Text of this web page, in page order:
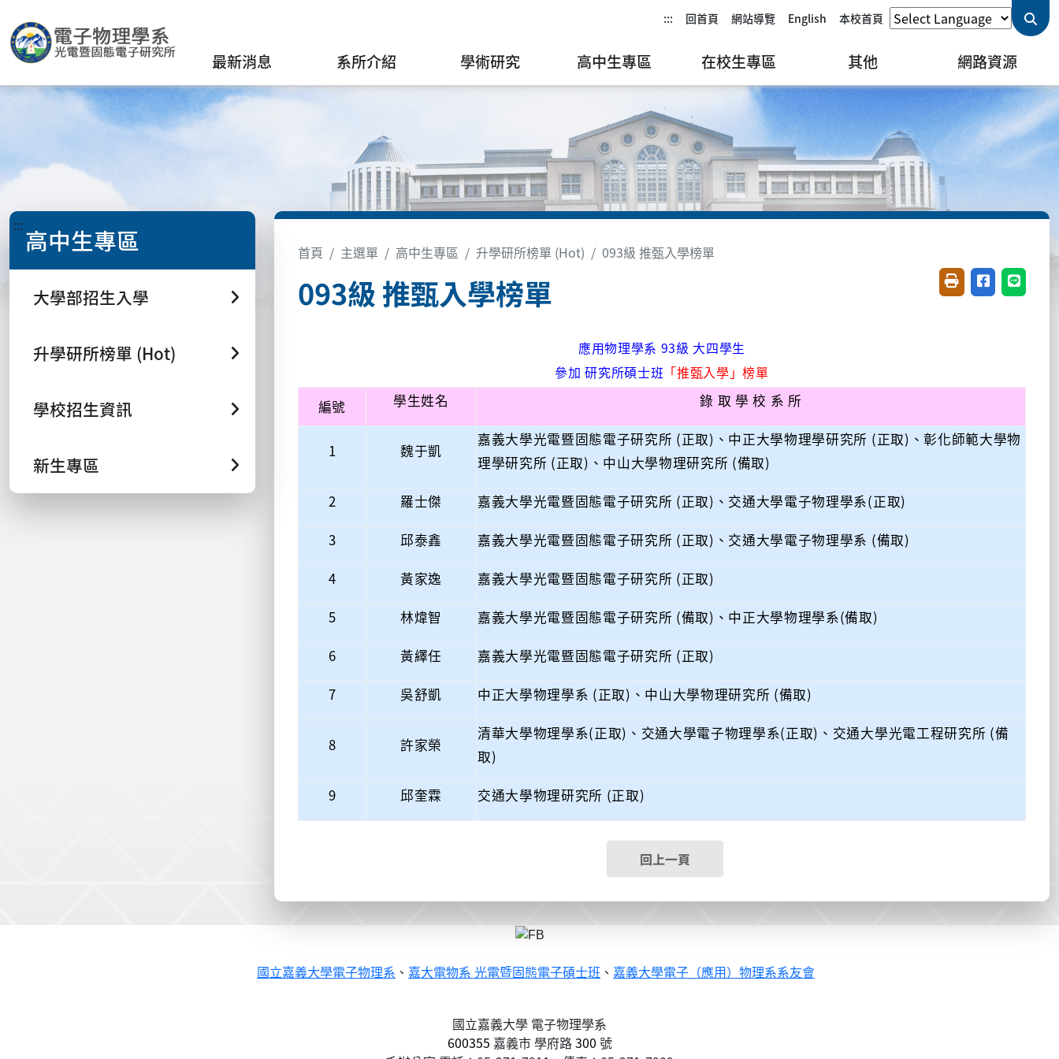
::: 回首頁 網站導覽 English 本校首頁
最新消息 系所介紹 學術研究 高中生專區 在校生專區 其他 網路資源
::: 高中生專區
大學部招生入學
升學研所榜單 (Hot)
學校招生資訊
新生專區
首頁 主選單 高中生專區 升學研所榜單 (Hot) 093級 推甄入學榜單
093級 推甄入學榜單 友善列印(開新視窗)
分享至臉書(
分享至
應用物理學系 93級 大四學生
參加 研究所碩士班 「推甄入學」榜單
編號
學生姓名 錄 取 學 校 系 所
1 魏于凱
嘉義大學光電暨固態電子研究所 (正取)、中正大學物理學研究所 (正取)、彰化師範大學物
理學研究所 (正取)、中山大學物理研究所 (備取)
2 羅士傑 嘉義大學光電暨固態電子研究所 (正取)、交通大學電子物理學系(正取)
3 邱泰鑫 嘉義大學光電暨固態電子研究所 (正取)、交通大學電子物理學系 (備取)
4 黃家逸 嘉義大學光電暨固態電子研究所 (正取)
5 林煒智 嘉義大學光電暨固態電子研究所 (備取)、中正大學物理學系(備取)
6 黃繹任 嘉義大學光電暨固態電子研究所 (正取)
7 吳舒凱 中正大學物理學系 (正取)、中山大學物理研究所 (備取)
8 許家榮
清華大學物理學系(正取)、交通大學電子物理學系(正取)、交通大學光電工程研究所 (備
取)
9 邱奎霖 交通大學物理研究所 (正取)
回上一頁
國立嘉義大學電子物理系 、 嘉大電物系 光電暨固態電子碩士班 、 嘉義大學電子（應用）物理系系友會
國立嘉義大學 電子物理學系
600355 嘉義市學府路300 號